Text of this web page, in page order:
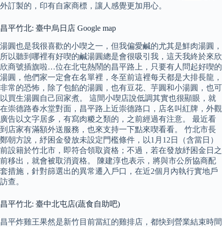
外訂製的，印有自家商標，讓人感覺更加用心。
昌平竹北: 臺中烏日店 Google map
湯圓也是我很喜歡的小喫之一，但我偏愛鹹的尤其是鮮肉湯圓，
所以聽到哪裡有好喫的鹹湯圓總是會很吸引我，這天我終於來欣
欣商號插旗啦…位在北屯熱鬧的昌平路上，只要有人問起好喫的
湯圓，他們家一定會在名單裡，冬至前這裡每天都是大排長龍，
非常的恐怖，除了包餡的湯圓，也有豆花、芋圓和小湯圓，也可
以買生湯圓自己回家煮。 這間小喫店說低調其實也很顯眼，就
在崇德路春水堂對面，昌平路上近崇德路口，店名叫紅牌，外觀
廣告以文字居多，有寫肉糉之類的，之前經過有注意。 最近看
到店家有滿額外送服務，也來支持一下點來喫看看。 竹北市長
鄭朝方說，紓困金發放未設定門檻條件，以1月12日（含當日）
前設籍於竹北市，即符合領取資格；不過，若在發放紓困金日之
前移出，就會被取消資格。 陳建淳也表示，將與市公所協商配
套措施，針對篩選出的異常遷入戶口，在近2個月內執行實地戶
訪查。
昌平竹北: 臺中北屯店(蔬食自助吧)
昌平炸雞王果然是新竹目前當紅的雞排店，都快到營業結束時間